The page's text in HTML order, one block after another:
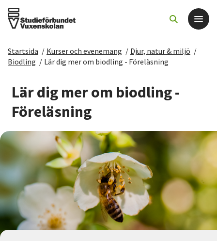
Det här gör vi
För dig som
Sök kurser och evenemang
Om SV
Starta studiecirkel
Cirkelledare
Nyheter
Startsida / Kurser och evenemang / Djur, natur & miljö /
Biodling / Lär dig mer om biodling - Föreläsning
Lär dig mer om biodling -
Föreläsning